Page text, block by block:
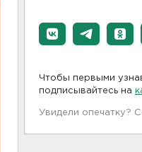
Чтобы первыми
подписывайтесь на
Увидели опечатку?